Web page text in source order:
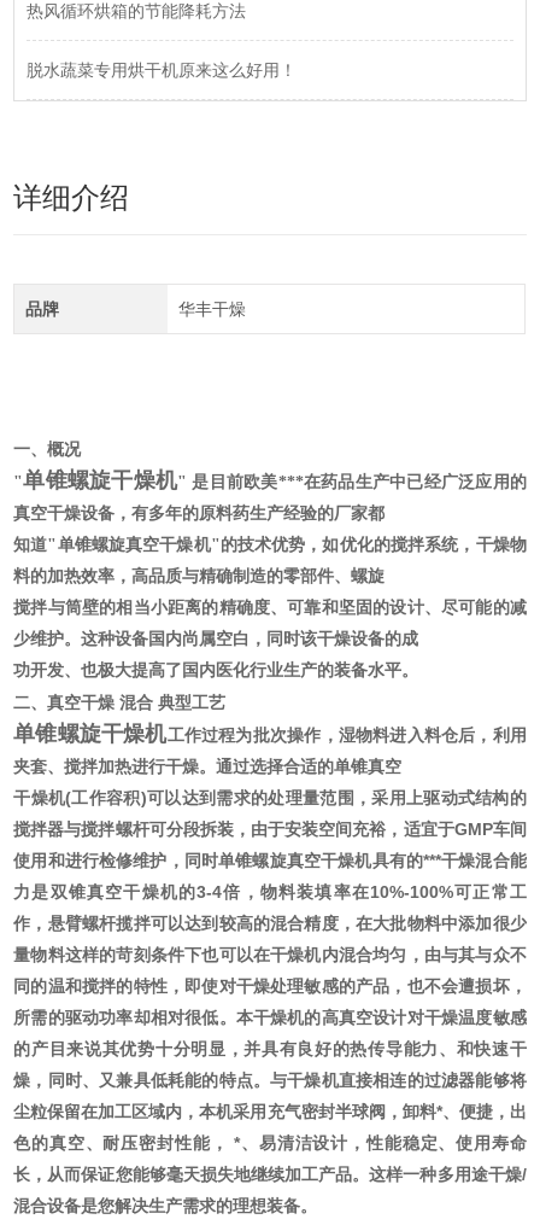
热风循环烘箱的节能降耗方法
脱水蔬菜专用烘干机原来这么好用！
详细介绍
品牌 华丰干燥
一、概况
"单锥螺旋干燥机" 是目前欧美***在药品生产中已经广泛应用的
真空干燥设备，有多年的原料药生产经验的厂家都
知道"单锥螺旋真空干燥机"的技术优势，如优化的搅拌系统，干燥物
料的加热效率，高品质与精确制造的零部件、螺旋
搅拌与筒壁的相当小距离的精确度、可靠和坚固的设计、尽可能的减
少维护。这种设备国内尚属空白，同时该干燥设备的成
功开发、也极大提高了国内医化行业生产的装备水平。
二、真空干燥 混合 典型工艺
单锥螺旋干燥机工作过程为批次操作，湿物料进入料仓后，利用
夹套、搅拌加热进行干燥。通过选择合适的单锥真空
干燥机(工作容积)可以达到需求的处理量范围，采用上驱动式结构的
搅拌器与搅拌螺杆可分段拆装，由于安装空间充裕，适宜于GMP车间
使用和进行检修维护，同时单锥螺旋真空干燥机具有的***干燥混合能
力是双锥真空干燥机的3-4倍，物料装填率在10%-100%可正常工
作，悬臂螺杆揽拌可以达到较高的混合精度，在大批物料中添加很少
量物料这样的苛刻条件下也可以在干燥机内混合均匀，由与其与众不
同的温和搅拌的特性，即使对干燥处理敏感的产品，也不会遭损坏，
所需的驱动功率却相对很低。本干燥机的高真空设计对干燥温度敏感
的产目来说其优势十分明显，并具有良好的热传导能力、和快速干
燥，同时、又兼具低耗能的特点。与干燥机直接相连的过滤器能够将
尘粒保留在加工区域内，本机采用充气密封半球阀，卸料*、便捷，出
色的真空、耐压密封性能， *、易清洁设计，性能稳定、使用寿命
长，从而保证您能够毫天损失地继续加工产品。这样一种多用途干燥/
混合设备是您解决生产需求的理想装备。